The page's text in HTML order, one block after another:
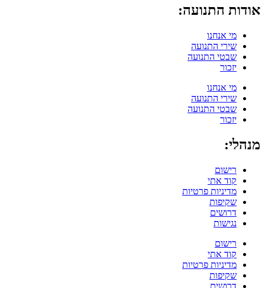
אודות התנועה:
מי אנחנו
שירי התנועה
שבטי התנועה
יזכור
מי אנחנו
שירי התנועה
שבטי התנועה
יזכור
מנהלי:
רישום
קוד אתי
מדיניות פרטיות
שקיפות
דרושים
נגישות
רישום
קוד אתי
מדיניות פרטיות
שקיפות
דרושים